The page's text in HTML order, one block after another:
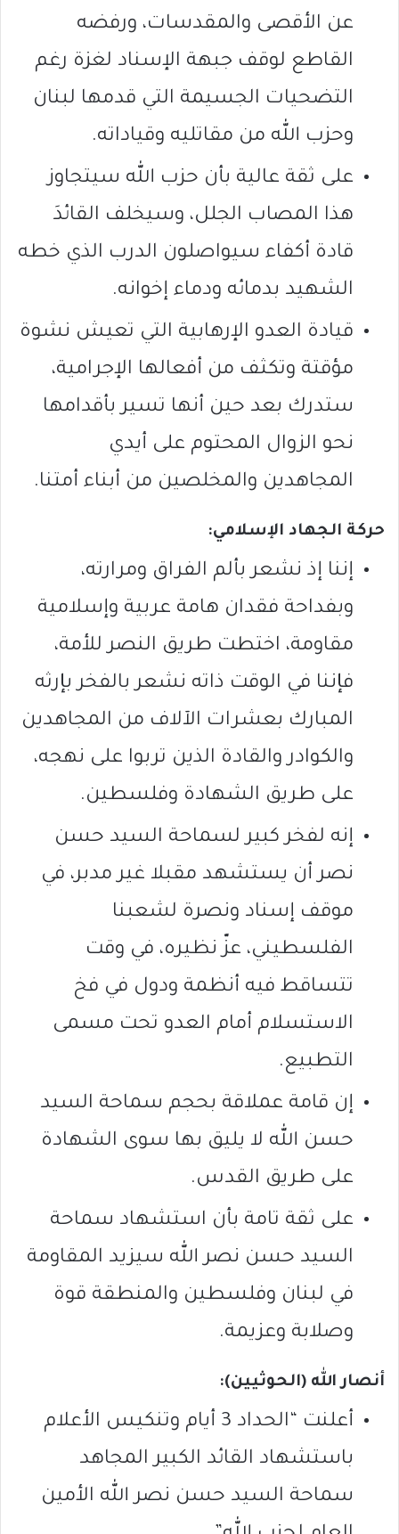
عن الأقصى والمقدسات، ورفضه
القاطع لوقف جبهة الإسناد لغزة رغم
التضحيات الجسيمة التي قدمها لبنان
وحزب الله من مقاتليه وقياداته.
على ثقة عالية بأن حزب الله سيتجاوز
هذا المصاب الجلل، وسيخلف القائدَ
قادة أكفاء سيواصلون الدرب الذي خطه
الشهيد بدمائه ودماء إخوانه.
قيادة العدو الإرهابية التي تعيش نشوة
مؤقتة وتكثف من أفعالها الإجرامية،
ستدرك بعد حين أنها تسير بأقدامها
نحو الزوال المحتوم على أيدي
المجاهدين والمخلصين من أبناء أمتنا.
حركة الجهاد الإسلامي:
إننا إذ نشعر بألم الفراق ومرارته،
وبفداحة فقدان هامة عربية وإسلامية
مقاومة، اختطت طريق النصر للأمة،
فإننا في الوقت ذاته نشعر بالفخر بإرثه
المبارك بعشرات الآلاف من المجاهدين
والكوادر والقادة الذين تربوا على نهجه،
على طريق الشهادة وفلسطين.
إنه لفخر كبير لسماحة السيد حسن
نصر أن يستشهد مقبلا غير مدبر، في
موقف إسناد ونصرة لشعبنا
الفلسطيني، عزّ نظيره، في وقت
تتساقط فيه أنظمة ودول في فخ
الاستسلام أمام العدو تحت مسمى
التطبيع.
إن قامة عملاقة بحجم سماحة السيد
حسن الله لا يليق بها سوى الشهادة
على طريق القدس.
على ثقة تامة بأن استشهاد سماحة
السيد حسن نصر الله سيزيد المقاومة
في لبنان وفلسطين والمنطقة قوة
وصلابة وعزيمة.
أنصار الله (الحوثيين):
أعلنت “الحداد 3 أيام وتنكيس الأعلام
باستشهاد القائد الكبير المجاهد
سماحة السيد حسن نصر الله الأمين